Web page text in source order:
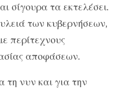
σίγουρα τα εκτελέσει.
των κυβερνήσεων,
περίτεχνους
αποφάσεων.
τη νυν και για την